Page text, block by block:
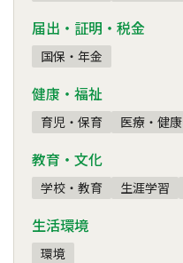
届出・証明・税金
国保・年金
健康・福祉
育児・保育 医療・健康
教育・文化
学校・教育 生涯学習
生活環境
環境